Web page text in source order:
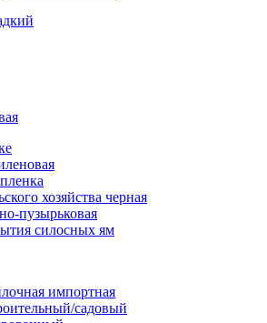
хозяйства черная
пузырьковая
силосных ям
импортная
садовый